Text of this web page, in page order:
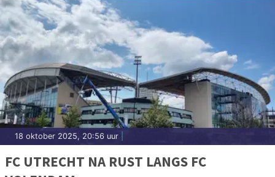
18 oktober 2025, 20:56 uur
FC UTRECHT NA RUST LANGS FC